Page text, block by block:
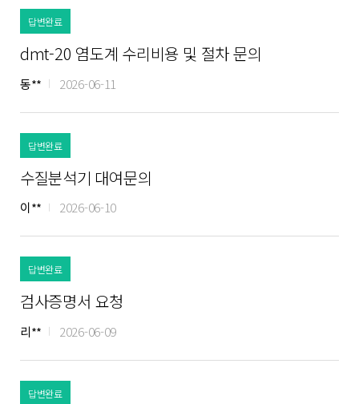
답변완료
dmt-20 염도계 수리비용 및 절차 문의
동** 2026-06-11
답변완료
수질분석기 대여문의
이** 2026-06-10
답변완료
검사증명서 요청
리** 2026-06-09
답변완료